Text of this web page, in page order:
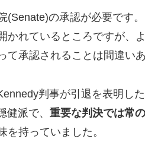
の承認が必要です。
れているところですが、
承認されることは間違いあ
判事が引退を表明し
派で、 重要な判決では常
を持っていました。